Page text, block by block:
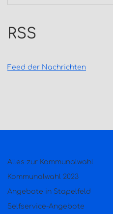
RSS
Feed der Nachrichten
Alles zur Kommunalwahl
Kommunalwahl 2023
Angebote in Stapelfeld
Selfservice-Angebote